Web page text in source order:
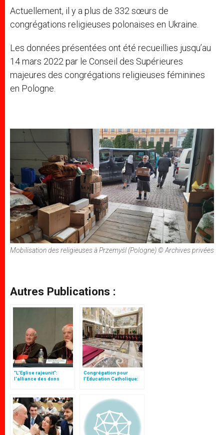
Actuellement, il y a plus de 332 sœurs de
congrégations religieuses polonaises en Ukraine.
Les données présentées ont été recueillies jusqu’au
14 mars 2022 par le Conseil des Supérieures
majeures des congrégations religieuses féminines
en Pologne.
Mobilisation des religieuses à Przemyśl (Pologne) © Archives privées
Autres Publications :
"L'Eglise rajeunit":
l'alliance des dons
Congrégation pour
l’Education Catholique: